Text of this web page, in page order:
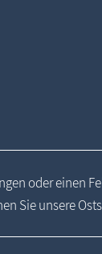
oder einen
Sie unsere